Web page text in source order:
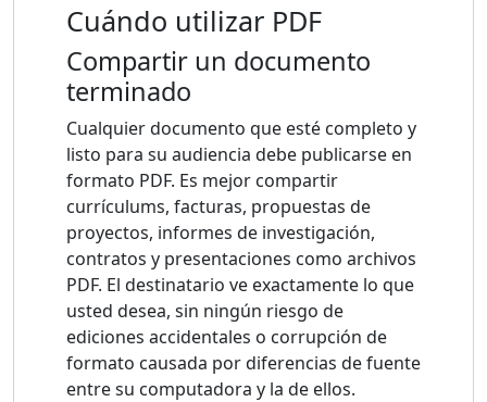
Cuándo utilizar PDF
Compartir un documento
terminado
Cualquier documento que esté completo y
listo para su audiencia debe publicarse en
formato PDF. Es mejor compartir
currículums, facturas, propuestas de
proyectos, informes de investigación,
contratos y presentaciones como archivos
PDF. El destinatario ve exactamente lo que
usted desea, sin ningún riesgo de
ediciones accidentales o corrupción de
formato causada por diferencias de fuente
entre su computadora y la de ellos.